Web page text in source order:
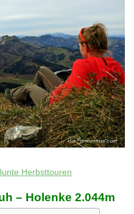
Herbsttouren
– Holenke 2.044m